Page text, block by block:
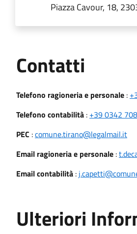
Piazza Cavour, 18,
Contatti
Telefono ragioneria e personale:
Telefono contabilità: +39 0342
PEC :comune.tirano@legalmail.it
Email ragioneria e personale:
Email contabilità:
Ulteriori